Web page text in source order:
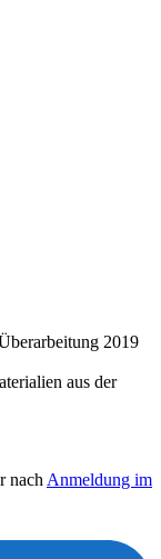
2019
aus der
nach Anmeldung im